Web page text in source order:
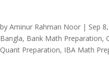
by Aminur Rahman Noor | Sep
Bangla, Bank Math Preparation,
Quant Preparation, IBA Math